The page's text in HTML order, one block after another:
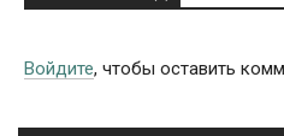
Войдите, чтобы оставить